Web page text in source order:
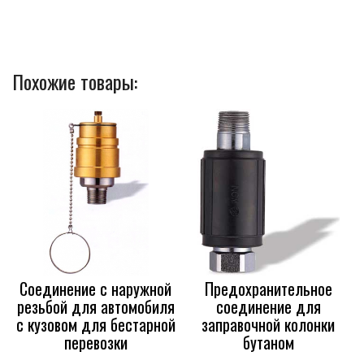
Похожие товары:
Соединение с наружной
резьбой для автомобиля
с кузовом для бестарной
перевозки
Предохранительное
соединение для
заправочной колонки
бутаном